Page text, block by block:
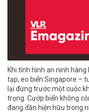
Khi tình hình an ninh
tạp, eo biển Singapore –
lại đứng trước một cuộc
trọng. Cướp biển không
đang dần hiện hữu trong